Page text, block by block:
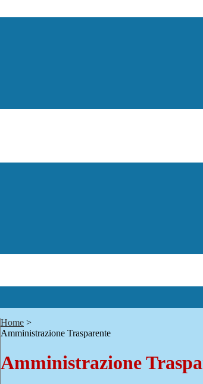
Home >
Amministrazione Trasparente
Amministrazione